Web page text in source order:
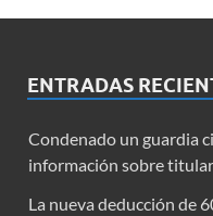
ENTRADAS
Condenado un guardia
información sobre
La nueva deducción de